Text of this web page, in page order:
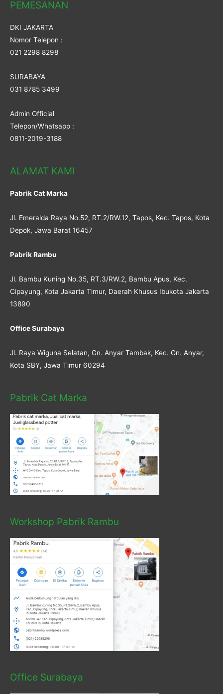
PEMESANAN
DKI JAKARTA
Nomor Telepon :
021 2298 8298
SURABAYA
031 8785 3499
Admin Official
Telepon/Whatsapp :
0811-2019-3188
ALAMAT KAMI
Pabrik Cat Marka
Jl. Emeralda Raya No.52, RT.2/RW.12, Tapos, Kec. Tapos, Kota
Depok, Jawa Barat 16457
Pabrik Rambu
Jl. Bambu Kuning No.35, RT.3/RW.2, Bambu Apus, Kec.
Cipayung, Kota Jakarta Timur, Daerah Khusus Ibukota Jakarta
13890
Office Surabaya
Jl. Raya Wiguna Selatan, Gn. Anyar Tambak, Kec. Gn. Anyar,
Kota SBY, Jawa Timur 60294
Pabrik Cat Marka
Workshop Pabrik Rambu
Office Surabaya